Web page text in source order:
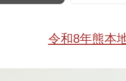
令和8年熊本